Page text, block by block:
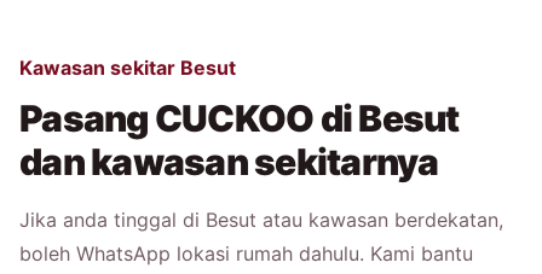
Kawasan sekitar Besut
Pasang CUCKOO di Besut
dan kawasan sekitarnya
Jika anda tinggal di Besut atau kawasan berdekatan,
boleh WhatsApp lokasi rumah dahulu. Kami bantu